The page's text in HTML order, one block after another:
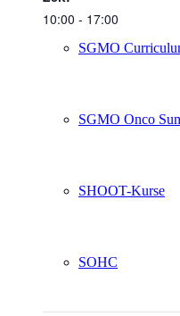
SGMO
SGMO Onco
SHOOT-Kurse
SOHC
10:00 - 17:00